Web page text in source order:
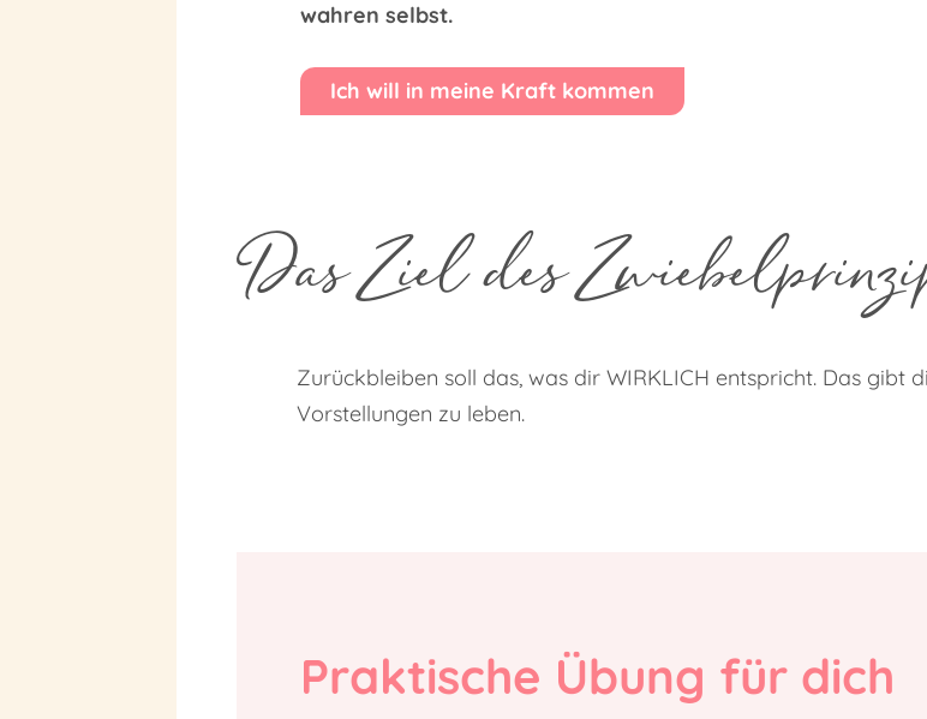
wahren selbst.
Ich will in meine Kraft kommen
Das Ziel des
Zurückbleiben soll das, was dir WIRKLICH entspricht. Das gibt
Vorstellungen zu leben.
Praktische Übung für dich